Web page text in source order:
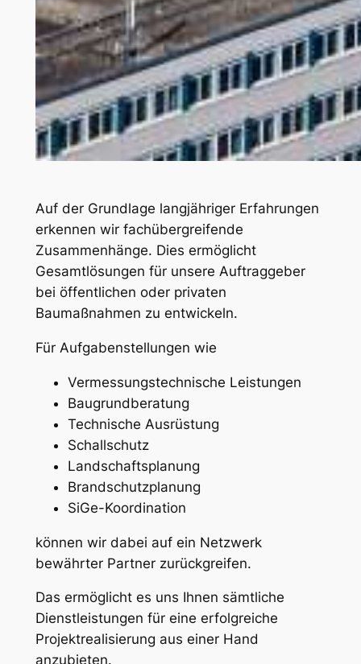
Auf der Grundlage langjähriger Erfahrungen
erkennen wir fachübergreifende
Zusammenhänge. Dies ermöglicht
Gesamtlösungen für unsere Auftraggeber
bei öffentlichen oder privaten
Baumaßnahmen zu entwickeln.
Für Aufgabenstellungen wie
Vermessungstechnische Leistungen
Baugrundberatung
Technische Ausrüstung
Schallschutz
Landschaftsplanung
Brandschutzplanung
SiGe-Koordination
können wir dabei auf ein Netzwerk
bewährter Partner zurückgreifen.
Das ermöglicht es uns Ihnen sämtliche
Dienstleistungen für eine erfolgreiche
Projektrealisierung aus einer Hand
anzubieten.